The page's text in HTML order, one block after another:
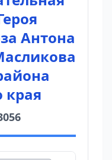
Антона
края